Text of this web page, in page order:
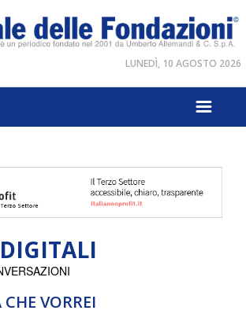
LUNEDÌ, 10 AGOSTO 2026
VORREI